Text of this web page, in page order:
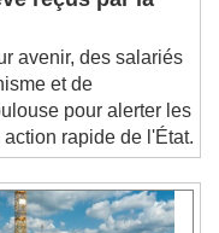
reçus par la
avenir, des salariés
et de
pour alerter les
rapide de l'État.